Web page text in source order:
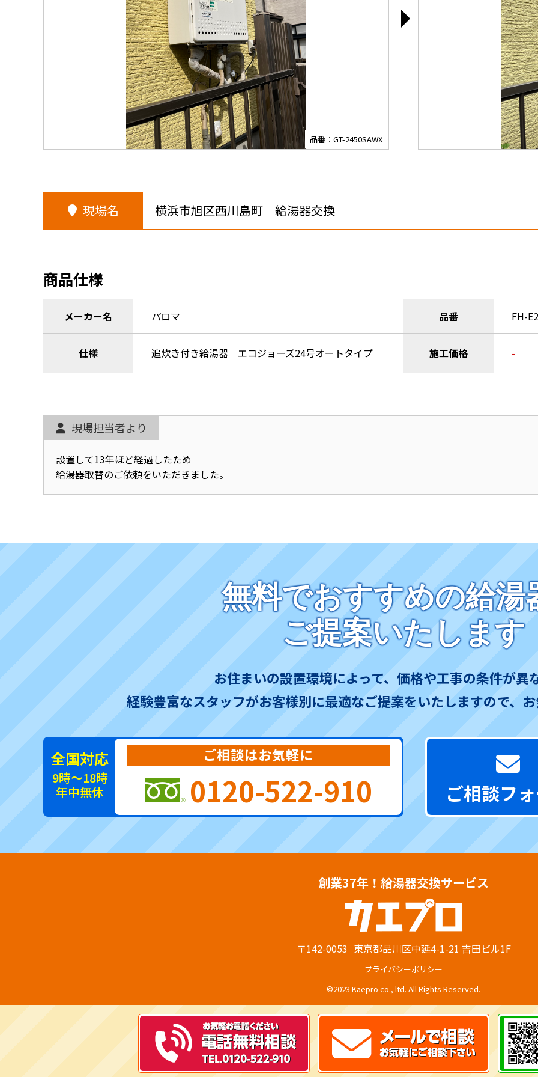
品番：GT-2450SAWX
現場名 横浜市旭区西川島町 給湯器交換
商品仕様
メーカー名 パロマ 品番 FH-
仕様 追炊き付き給湯器 エコジョーズ24号オートタイプ 施工価格 -
現場担当者より
設置して13年ほど経過したため
給湯器取替のご依頼をいただきました。
無料でおすすめの給湯
ご提案いたします
お住まいの設置環境によって、価格や工事の条件が異
経験豊富なスタッフがお客様別に最適なご提案をいたしますので、お
全国対応
9時～18時
年中無休
ご相談はお気軽に
0120-522-910 ご相談フ
創業37年！給湯器交換サービス
〒142-0053 東京都品川区中延4-1-21 吉田ビル1F
プライバシーポリシー
©2023 Kaepro co., ltd. All Rights Reserved.